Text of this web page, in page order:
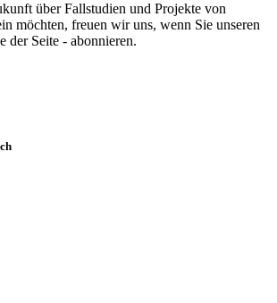
über Fallstudien und Projekte von
möchten, freuen wir uns, wenn Sie unseren
der Seite - abonnieren.